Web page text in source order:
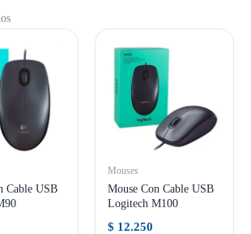
Cable USB
Mouses
Mouse Con Cable USB
Logitech M100
$ 12.250